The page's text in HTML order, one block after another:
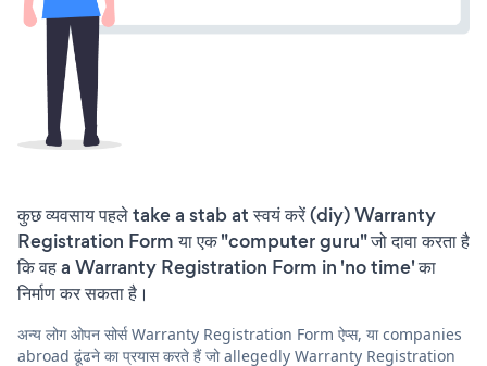
कुछ व्यवसाय पहले take a stab at स्वयं करें (diy) Warranty
Registration Form या एक "computer guru" जो दावा करता है
कि वह a Warranty Registration Form in 'no time' का
निर्माण कर सकता है।
अन्य लोग ओपन सोर्स Warranty Registration Form ऐप्स, या companies
abroad ढूंढने का प्रयास करते हैं जो allegedly Warranty Registration